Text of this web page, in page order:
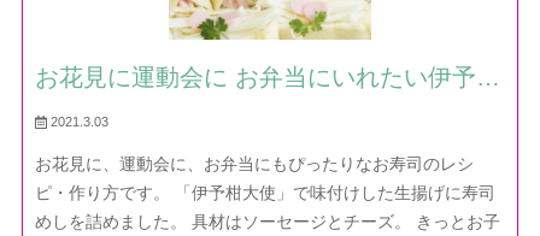
お花見に運動会に お弁当にいれたい伊予柑
風味いなり寿司 — レシピ・作り方｜ほだ
か村お料理びより
2021.3.03
お花見に、運動会に、お弁当にもぴったりなお寿司のレシ
ピ・作り方です。 「伊予柑大使」で味付けした生揚げに寿司
めしを詰めました。 具材はソーセージとチーズ。 きっとお子